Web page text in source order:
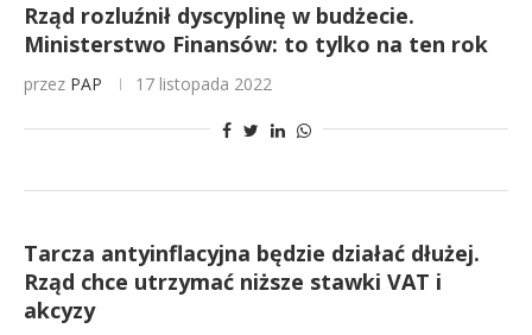
Rząd rozluźnił dyscyplinę w budżecie.
Ministerstwo Finansów: to tylko na ten rok
przez PAP 17 listopada 2022
Tarcza antyinflacyjna będzie działać dłużej.
Rząd chce utrzymać niższe stawki VAT i
akcyzy